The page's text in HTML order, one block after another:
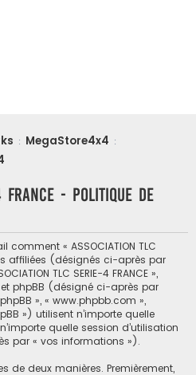
: MegaStore4x4 :
4 FRANCE - Politique de
« ASSOCIATION TLC
affiliées (désignés ci-après par
TLC SERIE-4 FRANCE »,
phpBB (désigné ci-après par
», « www.phpbb.com »,
») utilisent n’importe quelle
quelle session d’utilisation
par « vos informations »).
de deux manières. Premièrement,